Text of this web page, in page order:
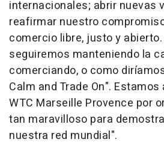
internacionales; abrir nuevas
reafirmar nuestro
comercio libre, justo y
seguiremos manteniendo la
comerciando, o como
Calm and Trade On".
WTC Marseille Provence por
tan maravilloso para
nuestra red mundial".